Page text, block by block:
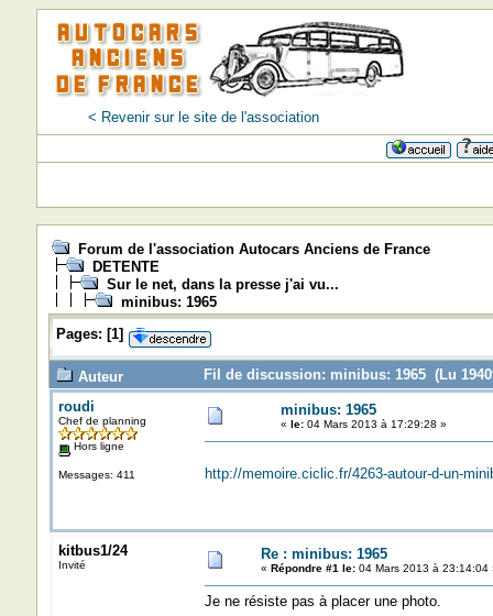
< Revenir sur le site de l'association
Forum de l'association Autocars Anciens de France
DETENTE
Sur le net, dans la presse j'ai vu...
minibus: 1965
Pages: [1]
Auteur
Fil de discussion: minibus: 1965 (Lu
roudi
Chef de planning
Hors ligne
Messages: 411
minibus: 1965
« le:04 Mars 2013 à 17:29:28 »
http://memoire.ciclic.fr/4263-autour-d-un-
kitbus1/24
Invité
Re : minibus: 1965
« Répondre #1 le:04 Mars 2013 à 23:14:04
Je ne résiste pas à placer une photo.